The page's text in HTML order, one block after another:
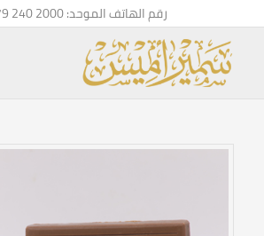
رقم الهاتف الموحد:240 2000